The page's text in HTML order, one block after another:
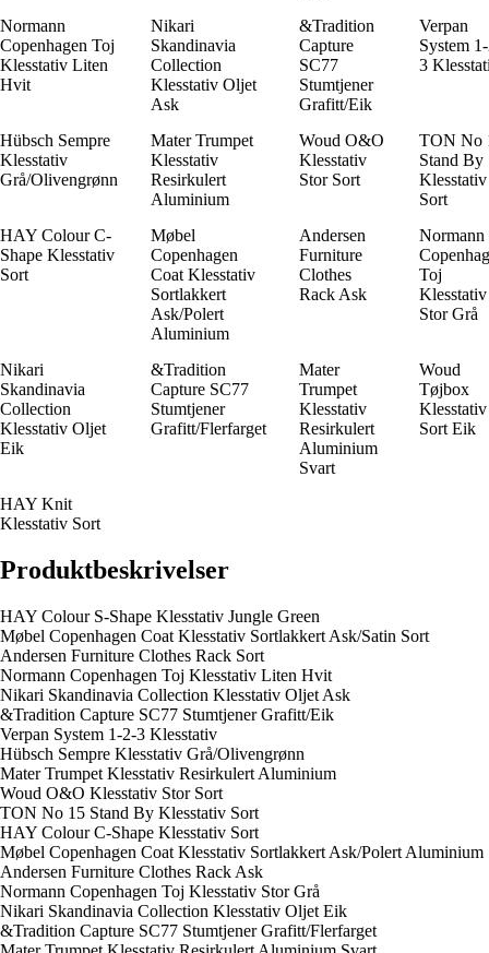
Normann
Copenhagen Toj
Klesstativ Liten
Hvit
Nikari
Skandinavia
Collection
Klesstativ Oljet
Ask
&Tradition
Capture
SC77
Stumtjener
Grafitt/Eik
Verpan
System
3
Hübsch Sempre
Klesstativ
Grå/Olivengrønn
Mater Trumpet
Klesstativ
Resirkulert
Aluminium
Woud O&O
Klesstativ
Stor Sort
TON No
Stand By
Klesstativ
Sort
HAY Colour C-
Shape Klesstativ
Sort
Møbel
Copenhagen
Coat Klesstativ
Sortlakkert
Ask/Polert
Aluminium
Andersen
Furniture
Clothes
Rack Ask
Normann
Toj
Klesstativ
Stor Grå
Nikari
Skandinavia
Collection
Klesstativ Oljet
Eik
&Tradition
Capture SC77
Stumtjener
Grafitt/Flerfarget
Mater
Trumpet
Klesstativ
Resirkulert
Aluminium
Svart
Woud
Tøjbox
Klesstativ
Sort Eik
HAY Knit
Klesstativ Sort
Produktbeskrivelser
HAY Colour S-Shape Klesstativ Jungle Green
Møbel Copenhagen Coat Klesstativ Sortlakkert Ask/Satin Sort
Andersen Furniture Clothes Rack Sort
Normann Copenhagen Toj Klesstativ Liten Hvit
Nikari Skandinavia Collection Klesstativ Oljet Ask
&Tradition Capture SC77 Stumtjener Grafitt/Eik
Verpan System 1-2-3 Klesstativ
Hübsch Sempre Klesstativ Grå/Olivengrønn
Mater Trumpet Klesstativ Resirkulert Aluminium
Woud O&O Klesstativ Stor Sort
TON No 15 Stand By Klesstativ Sort
HAY Colour C-Shape Klesstativ Sort
Møbel Copenhagen Coat Klesstativ Sortlakkert Ask/Polert Aluminium
Andersen Furniture Clothes Rack Ask
Normann Copenhagen Toj Klesstativ Stor Grå
Nikari Skandinavia Collection Klesstativ Oljet Eik
&Tradition Capture SC77 Stumtjener Grafitt/Flerfarget